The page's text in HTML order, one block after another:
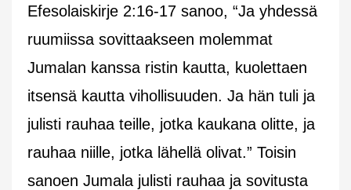
Efesolaiskirje 2:16-17 sanoo, “Ja yhdessä
ruumiissa sovittaakseen molemmat
Jumalan kanssa ristin kautta, kuolettaen
itsensä kautta vihollisuuden. Ja hän tuli ja
julisti rauhaa teille, jotka kaukana olitte, ja
rauhaa niille, jotka lähellä olivat.” Toisin
sanoen Jumala julisti rauhaa ja sovitusta